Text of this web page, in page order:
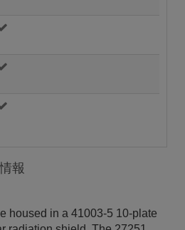
報
housed in a 41003-5 10-plate